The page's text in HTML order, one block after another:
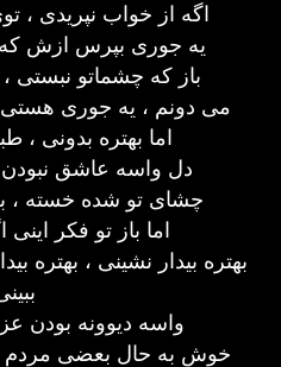
اگه از خواب نپریدی ،
یه جوری بپرس ازش که
باز که چشماتو نبستی
می دونم ، یه جوری
اما بهتره بدونی ،
دل واسه عاشق نبودن
چشای تو شده خسته
اما باز تو فکر
بهتره بیدار نشینی ، بهتره
واسه دیوونه بودن
خوش به حال بعضی مردم